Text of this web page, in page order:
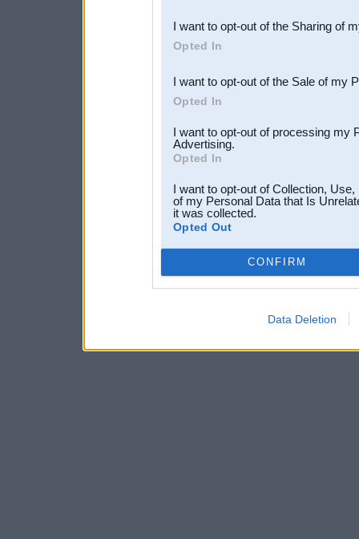
Downstream Participants
third parties.
I want to opt-out of the Sharing of
Opted In
I want to opt-out of the Sale of my
Opted In
I want to opt-out of processing my
Advertising.
Opted In
I want to opt-out of Collection,
of my Personal Data that Is
it was collected.
Opted Out
CONFIRM
Data Deletion